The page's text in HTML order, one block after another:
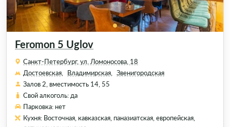
Feromon 5 Uglov
Санкт-Петербург, ул. Ломоносова, 18
Достоевская,
Владимирская,
Звенигородская
Залов 2, вместимость 14, 55
Свой алкоголь: да
Парковка: нет
Кухня: Восточная, кавказская, паназиатская, европейская,